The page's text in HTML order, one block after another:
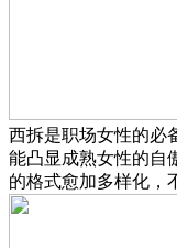
西拆是职场女性的必
能凸显成熟女性的自
的格式愈加多样化，